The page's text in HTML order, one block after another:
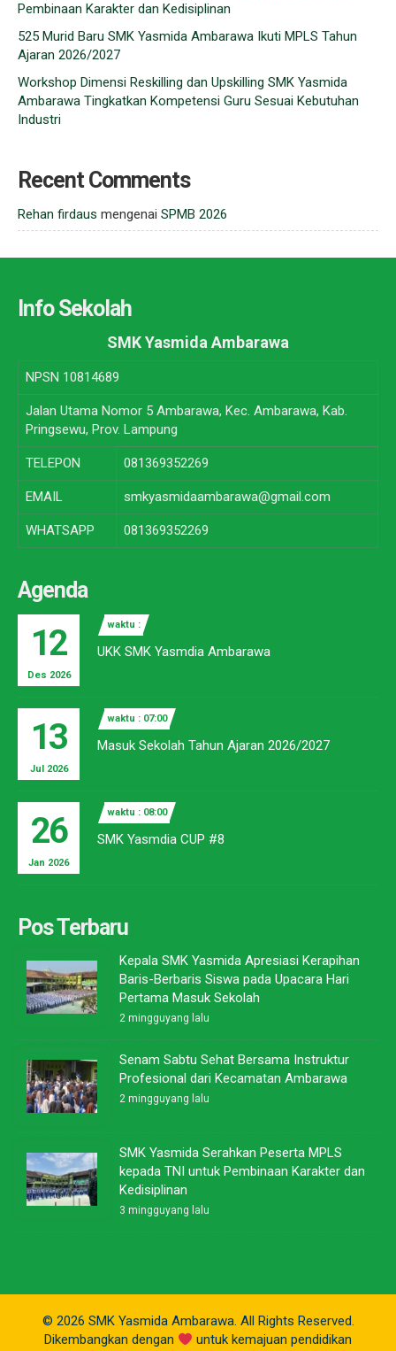
Pembinaan Karakter dan Kedisiplinan
525 Murid Baru SMK Yasmida Ambarawa Ikuti MPLS Tahun
Ajaran 2026/2027
Workshop Dimensi Reskilling dan Upskilling SMK Yasmida
Ambarawa Tingkatkan Kompetensi Guru Sesuai Kebutuhan
Industri
Recent Comments
Rehan firdaus mengenai SPMB 2026
Info Sekolah
SMK Yasmida Ambarawa
NPSN 10814689
Jalan Utama Nomor 5 Ambarawa, Kec. Ambarawa, Kab.
Pringsewu, Prov. Lampung
TELEPON 081369352269
EMAIL smkyasmidaambarawa@gmail.com
WHATSAPP 081369352269
Agenda
12
Des 2026
waktu :
UKK SMK Yasmdia Ambarawa
13
Jul 2026
waktu : 07:00
Masuk Sekolah Tahun Ajaran 2026/2027
26
Jan 2026
waktu : 08:00
SMK Yasmdia CUP #8
Pos Terbaru
Kepala SMK Yasmida Apresiasi Kerapihan
Baris-Berbaris Siswa pada Upacara Hari
Pertama Masuk Sekolah
2 mingguyang lalu
Senam Sabtu Sehat Bersama Instruktur
Profesional dari Kecamatan Ambarawa
2 mingguyang lalu
SMK Yasmida Serahkan Peserta MPLS
kepada TNI untuk Pembinaan Karakter dan
Kedisiplinan
3 mingguyang lalu
© 2026 SMK Yasmida Ambarawa. All Rights Reserved.
Dikembangkan dengan
untuk kemajuan pendidikan